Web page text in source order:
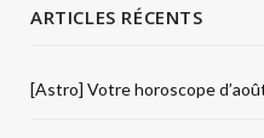
ARTICLES RÉCENTS
[Astro] Votre horoscope